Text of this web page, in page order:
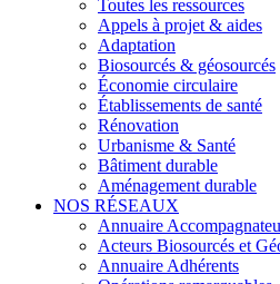
Toutes les ressources
Appels à projet & aides
Adaptation
Biosourcés & géosourcés
Économie circulaire
Établissements de santé
Rénovation
Urbanisme & Santé
Bâtiment durable
Aménagement durable
NOS RÉSEAUX
Annuaire
Acteurs Biosourcés et
Annuaire Adhérents